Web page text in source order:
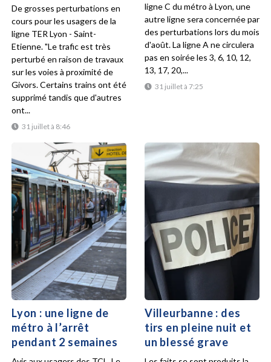
31 juillet à 8:46
De grosses perturbations en
cours pour les usagers de la
ligne TER Lyon - Saint-
Etienne. "Le trafic est très
perturbé en raison de travaux
sur les voies à proximité de
Givors. Certains trains ont été
supprimé tandis que d'autres
ont...
31 juillet à 7:25
ligne C du métro à Lyon, une
autre ligne sera concernée par
des perturbations lors du mois
d'août. La ligne A ne circulera
pas en soirée les 3, 6, 10, 12,
13, 17, 20,...
Lyon : une ligne de
métro à l’arrêt
pendant 2 semaines
Villeurbanne : des
tirs en pleine nuit et
un blessé grave